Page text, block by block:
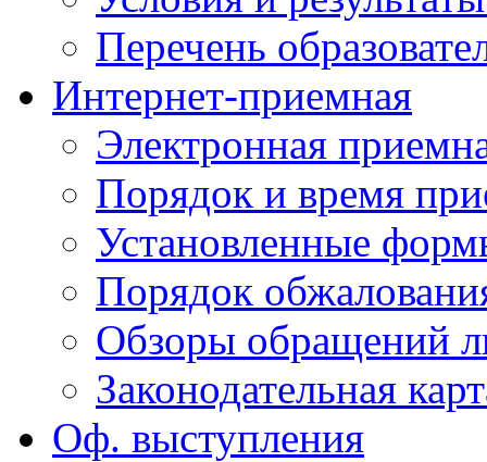
Перечень
Интернет-приемная
Электронная
Порядок и время
Установленные
Порядок
Обзоры обращений
Законодательная
Оф. выступления